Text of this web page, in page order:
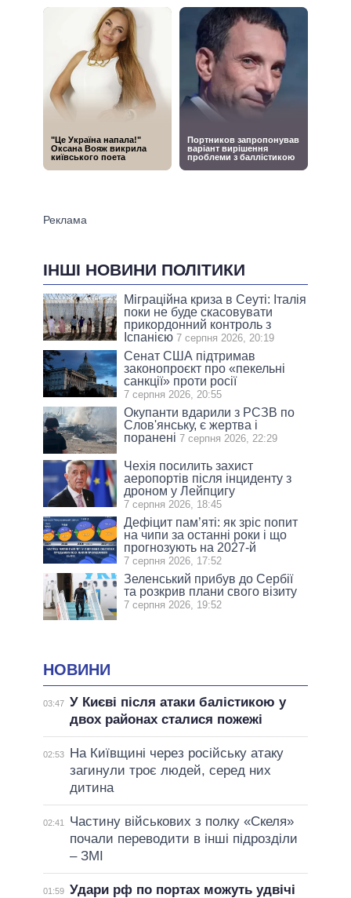
ІНШІ НОВИНИ ПОЛІТИКИ
Міграційна криза в Сеуті: Італія
поки не буде скасовувати
прикордонний контроль з
Іспанією 7 серпня 2026, 20:19
Сенат США підтримав
законопроєкт про «пекельні
санкції» проти росії
7 серпня 2026, 20:55
Окупанти вдарили з РСЗВ по
Слов'янську, є жертва і
поранені 7 серпня 2026, 22:29
Чехія посилить захист
аеропортів після інциденту з
дроном у Лейпцигу
7 серпня 2026, 18:45
Дефіцит пам’яті: як зріс попит
на чипи за останні роки і що
прогнозують на 2027-й
7 серпня 2026, 17:52
Зеленський прибув до Сербії
та розкрив плани свого візиту
7 серпня 2026, 19:52
НОВИНИ
03:47 У Києві після атаки балістикою у
двох районах сталися пожежі
02:53
На Київщині через російську атаку
загинули троє людей, серед них
дитина
02:41
Частину військових з полку «Скеля»
почали переводити в інші підрозділи
– ЗМІ
01:59 Удари рф по портах можуть удвічі